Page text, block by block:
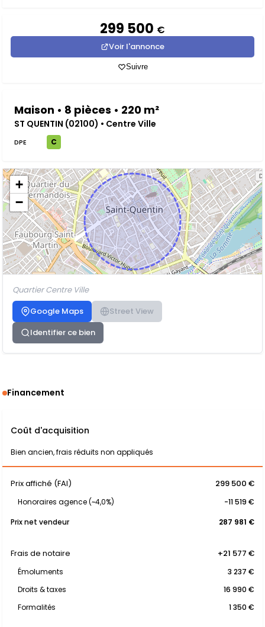
299 500 €
Voir l'annonce
Suivre
Maison • 8 pièces • 220 m²
ST QUENTIN (02100) • Centre Ville
DPE C
+
−
Quartier Centre Ville
Google Maps
Street View
Identifier ce bien
Financement
Coût d'acquisition
Bien ancien, frais réduits non appliqués
Prix affiché (FAI) 299 500 €
Honoraires agence (~4,0%)
-11 519 €
Prix net vendeur
287 981 €
Frais de notaire +21 577 €
Émoluments
3 237 €
Droits & taxes
16 990 €
Formalités
1 350 €